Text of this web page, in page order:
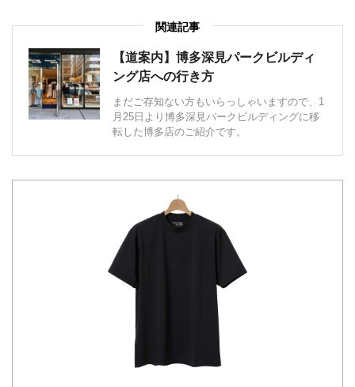
関連記事
【道案内】博多深見パークビルディ
ング店への行き方
まだご存知ない方もいらっしゃいますので、1
月25日より博多深見パークビルディングに移
転した博多店のご紹介です。